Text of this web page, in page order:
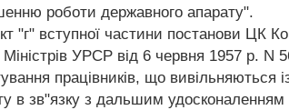
роботи державного апарату".
"г" вступної частини постанови ЦК
Міністрів УРСР від 6 червня 1957 р. N
працівників, що вивільняються
в зв"язку з дальшим удосконаленням